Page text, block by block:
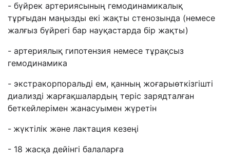
- бүйрек артериясының гемодинамикалық
тұрғыдан маңызды екі жақты стенозында (немесе
жалғыз бүйрегі бар науқастарда бір жақты)
- артериялық гипотензия немесе тұрақсыз
гемодинамика
- экстракорпоральді ем, қанның жоғарыөткізгішті
диализді жарғақшалардың теріс зарядталған
беткейлерімен жанасуымен жүретін
- жүктілік және лактация кезеңі
- 18 жасқа дейінгі балаларға